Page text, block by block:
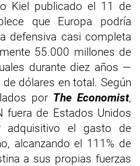
Kiel publicado el 11 de
que Europa podría
defensiva casi completa
55.000 millones de
durante diez años —
dólares en total. Según
por The Economist,
fuera de Estados Unidos
adquisitivo el gasto de
alcanzando el 111% de
a sus propias fuerzas